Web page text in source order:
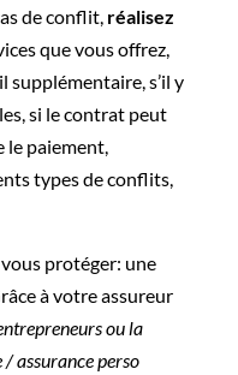
de conflit, réalisez
que vous offrez,
supplémentaire, s’il y
si le contrat peut
le paiement,
types de conflits,
protéger: une
à votre assureur
ou la
assurance perso